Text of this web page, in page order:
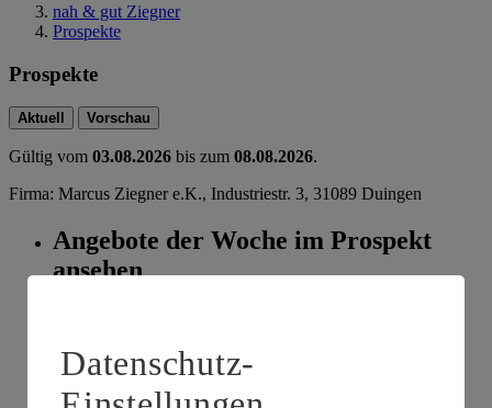
nah & gut Ziegner
Prospekte
Prospekte
Aktuell Vorschau
Gültig vom 03.08.2026 bis zum 08.08.2026.
Firma: Marcus Ziegner e.K., Industriestr. 3, 31089 Duingen
Angebote der Woche im Prospekt
ansehen
Prospekt 8007623 im Browser
Datenschutz-